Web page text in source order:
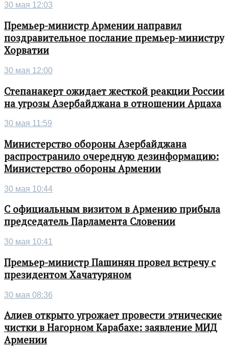
30 мая 12:03
Премьер-министр Армении направил
поздравительное послание премьер-министру
Хорватии
30 мая 12:00
Степанакерт ожидает жесткой реакции России
на угрозы Азербайджана в отношении Арцаха
30 мая 11:59
Министерство обороны Азербайджана
распространило очередную дезинформацию:
Министерство обороны Армении
30 мая 10:44
С официальным визитом в Армению прибыла
председатель Парламента Словении
30 мая 10:41
Премьер-министр Пашинян провел встречу с
президентом Хачатуряном
30 мая 08:36
Алиев открыто угрожает провести этнические
чистки в Нагорном Карабахе: заявление МИД
Армении